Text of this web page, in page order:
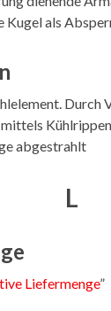
Kugel als
Durch
abgestrahlt
L
Liefermenge”